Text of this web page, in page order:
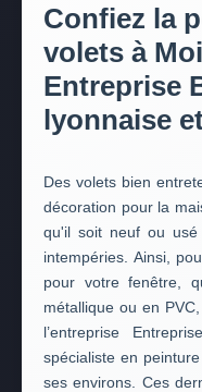
Confiez la
volets à
Entreprise
lyonnaise
Des volets bien
décoration pour la
qu'il soit neuf ou
intempéries. Ainsi,
pour votre fenêtre,
métallique ou en
l’entreprise
spécialiste en
ses environs. Ces